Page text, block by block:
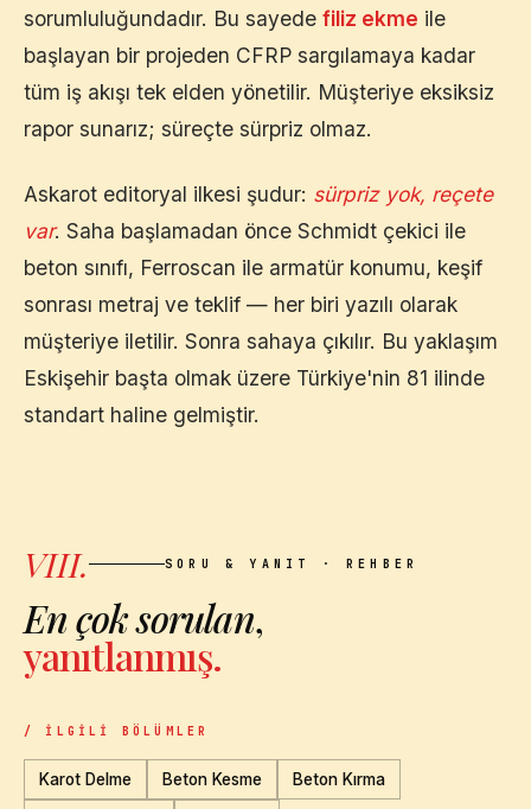
sorumluluğundadır. Bu sayede filiz ekme ile
başlayan bir projeden CFRP sargılamaya kadar
tüm iş akışı tek elden yönetilir. Müşteriye eksiksiz
rapor sunarız; süreçte sürpriz olmaz.
Askarot editoryal ilkesi şudur: sürpriz yok, reçete
var. Saha başlamadan önce Schmidt çekici ile
beton sınıfı, Ferroscan ile armatür konumu, keşif
sonrası metraj ve teklif — her biri yazılı olarak
müşteriye iletilir. Sonra sahaya çıkılır. Bu yaklaşım
Eskişehir başta olmak üzere Türkiye'nin 81 ilinde
standart haline gelmiştir.
VIII. SORU & YANIT · REHBER
En çok sorulan,
yanıtlanmış.
/ İLGILI BÖLÜMLER
Karot Delme Beton Kesme Beton Kırma